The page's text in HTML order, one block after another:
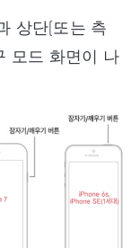
상단(또는 측
모드 화면이 나